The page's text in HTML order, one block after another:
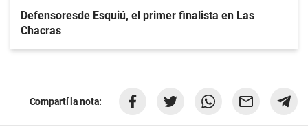
Defensoresde Esquiú, el primer finalista en Las
Chacras
Compartí la nota: